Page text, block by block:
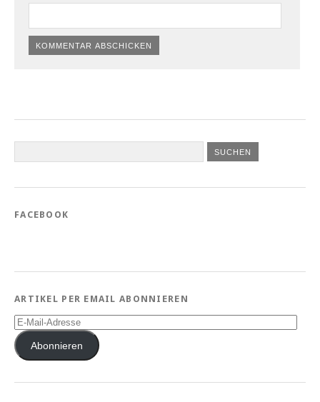
FACEBOOK
ARTIKEL PER EMAIL ABONNIEREN
E-
Mail-
AdresseAbonnieren